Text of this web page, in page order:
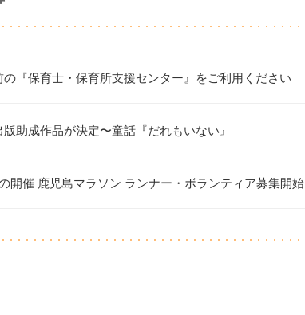
の『保育士・保育所支援センター』をご利用ください
版助成作品が決定〜童話『だれもいない』
開催 鹿児島マラソン ランナー・ボランティア募集開始